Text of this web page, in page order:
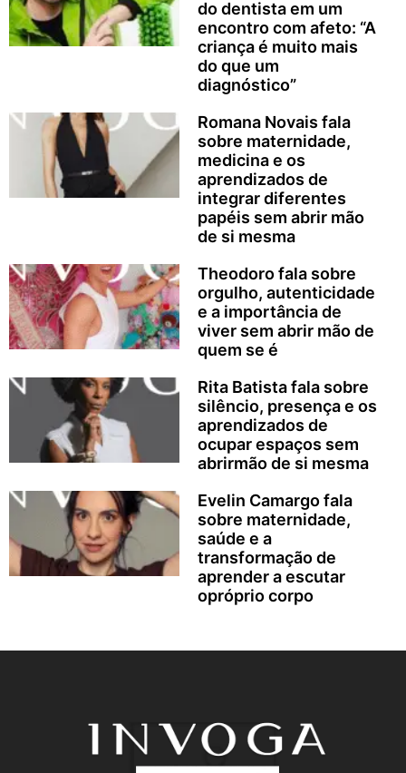
do dentista em um
encontro com afeto: “A
criança é muito mais
do que um
diagnóstico”
Romana Novais fala
sobre maternidade,
medicina e os
aprendizados de
integrar diferentes
papéis sem abrir mão
de si mesma
Theodoro fala sobre
orgulho, autenticidade
e a importância de
viver sem abrir mão de
quem se é
Rita Batista fala sobre
silêncio, presença e os
aprendizados de
ocupar espaços sem
abrirmão de si mesma
Evelin Camargo fala
sobre maternidade,
saúde e a
transformação de
aprender a escutar
opróprio corpo